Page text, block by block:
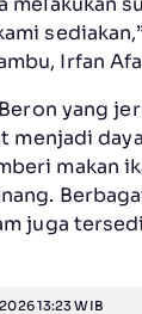
Irfan
yang
menjadi
makan
juga
13:23 WIB